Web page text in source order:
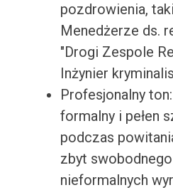
pozdrowienia,
Menedżerze ds.
"Drogi Zespole
Inżynier
Profesjonalny
formalny i pełen
podczas
zbyt
nieformalnych